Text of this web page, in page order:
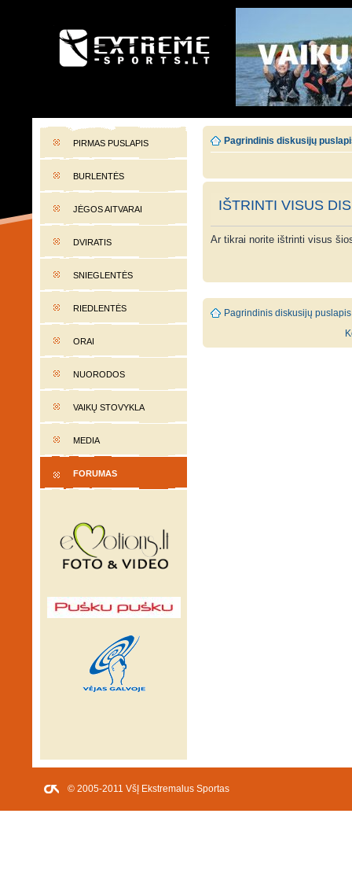
EXTREME-SPORTS.LT
PIRMAS PUSLAPIS
BURLENTĖS
JĖGOS AITVARAI
DVIRATIS
SNIEGLENTĖS
RIEDLENTĖS
ORAI
NUORODOS
VAIKŲ STOVYKLA
MEDIA
FORUMAS
Pagrindinis diskusijų
IŠTRINTI VISUS
Ar tikrai norite ištrinti visus
Pagrindinis diskusijų puslapis
© 2005-2011 VšĮ Ekstremalus Sportas